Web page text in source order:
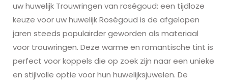
uw huwelijk Trouwringen van roségoud: een tijdloze
keuze voor uw huwelijk Roségoud is de afgelopen
jaren steeds populairder geworden als materiaal
voor trouwringen. Deze warme en romantische tint is
perfect voor koppels die op zoek zijn naar een unieke
en stijlvolle optie voor hun huwelijksjuwelen. De